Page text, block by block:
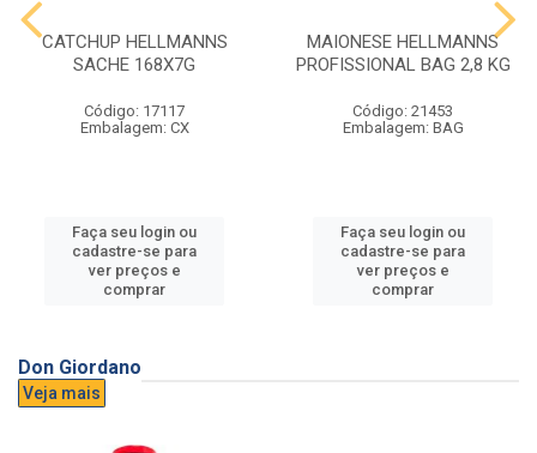
CATCHUP HELLMANNS
SACHE 168X7G
Código: 17117
Embalagem: CX
Faça seu login ou
cadastre-se para
ver preços e
comprar
MAIONESE HELLMANNS
PROFISSIONAL BAG 2,8 KG
Código: 21453
Embalagem: BAG
Faça seu login ou
cadastre-se para
ver preços e
comprar
Don Giordano
Veja mais